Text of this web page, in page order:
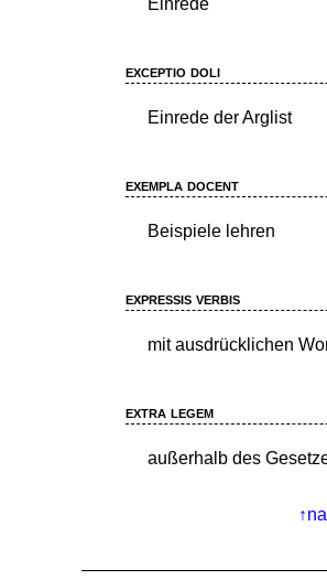
Einrede
exceptio doli
Einrede der Arglist
exempla docent
Beispiele lehren
expressis verbis
mit ausdrücklichen
extra legem
außerhalb des